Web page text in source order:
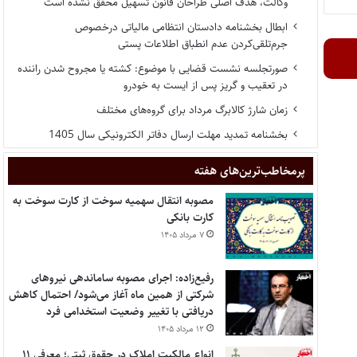
ابطال بخشنامه دادستان انتظامی مالیاتی درخصوص
جرم‌تلقی‌کردن عدم انطباق اطلاعات پستی
صورتجلسه نشست قضایی با موضوع: کشته یا مجروح شدن راننده
در تعقیب و گریز پس از ایست به خودرو
زمان شارژ کالابرگ مرداد برای گروه‌های مختلف
بخشنامه تمدید مهلت ارسال دفاتر الکترونیکی سال 1405
پر‌مخاطب‌ترین‌های هفته
مصوبه انتقال سهمیه سوخت از کارت سوخت به
کارت بانکی
۷ مرداد ۱۴۰۵
رفیع‌زاده: اجرای مصوبه ساماندهی نیروهای
شرکتی از همین ماه آغاز می‌شود/ احتمال کاهش
دریافتی با تغییر وضعیت استخدامی فرد
۱۲ مرداد ۱۴۰۵